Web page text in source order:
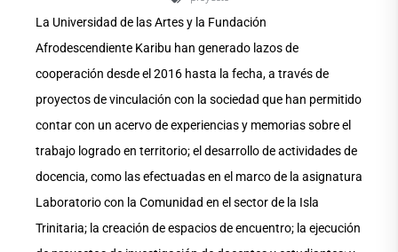
La Universidad de las Artes y la Fundación
Afrodescendiente Karibu han generado lazos de
cooperación desde el 2016 hasta la fecha, a través de
proyectos de vinculación con la sociedad que han permitido
contar con un acervo de experiencias y memorias sobre el
trabajo logrado en territorio; el desarrollo de actividades de
docencia, como las efectuadas en el marco de la asignatura
Laboratorio con la Comunidad en el sector de la Isla
Trinitaria; la creación de espacios de encuentro; la ejecución